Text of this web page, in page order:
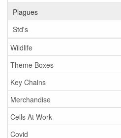
Plagues
Std's
Wildlife
Theme Boxes
Key Chains
Merchandise
Cells At Work
Covid